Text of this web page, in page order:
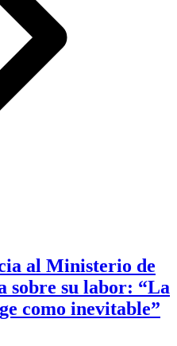
al Ministerio de
sobre su labor: “La
como inevitable”